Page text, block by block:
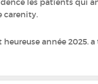
carenity.
heureuse année 2025. a